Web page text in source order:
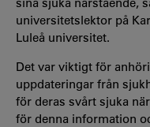
universitetslektor på
Luleå universitet.
Det var viktigt för
uppdateringar från
för deras svårt sjuka
för denna information